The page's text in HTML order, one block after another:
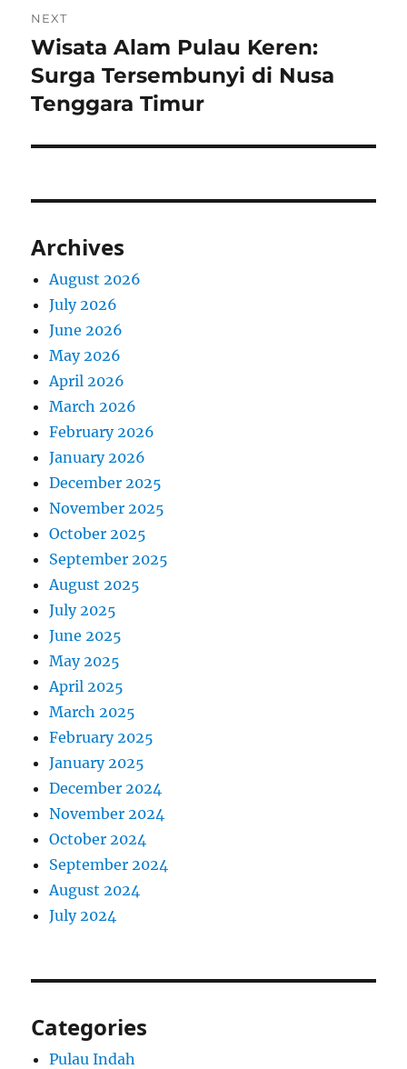
NEXT
Next
post:
Wisata Alam Pulau Keren:
Surga Tersembunyi di Nusa
Tenggara Timur
Archives
August 2026
July 2026
June 2026
May 2026
April 2026
March 2026
February 2026
January 2026
December 2025
November 2025
October 2025
September 2025
August 2025
July 2025
June 2025
May 2025
April 2025
March 2025
February 2025
January 2025
December 2024
November 2024
October 2024
September 2024
August 2024
July 2024
Categories
Pulau Indah